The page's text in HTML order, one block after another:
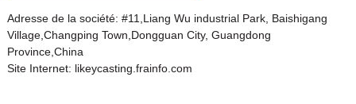
Adresse de la société: #11,Liang Wu industrial Park, Baishigang
Village,Changping Town,Dongguan City, Guangdong
Province,China
Site Internet: likeycasting.frainfo.com